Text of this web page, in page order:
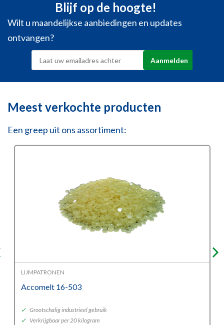
Blijf op de hoogte!
Wilt u maandelijkse aanbiedingen en updates
ontvangen?
Meest verkochte producten
Een greep uit ons assortiment:
LIJMPATRONEN
Accomelt 16-503
✓ Grootschalig industrieel gebruik
✓ Verkrijgbaar per 20 kilogram